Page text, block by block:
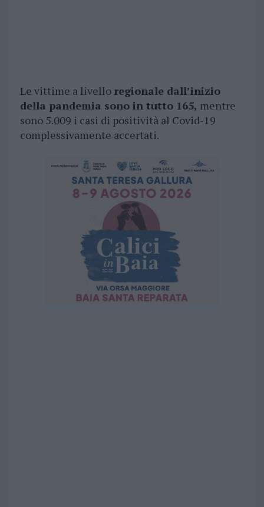
Le vittime a livello regionale dall’inizio
della pandemia sono in tutto 165, mentre
sono 5.009 i casi di positività al Covid-19
complessivamente accertati.